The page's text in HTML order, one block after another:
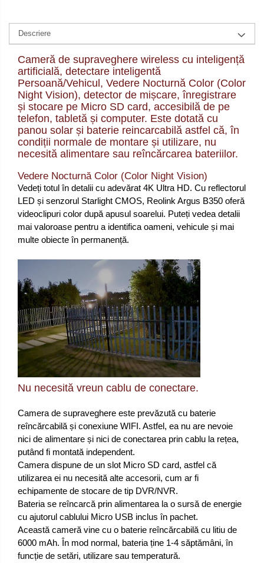
Descriere
Cameră de supraveghere wireless cu inteligență
artificială, detectare inteligentă
Persoană/Vehicul, Vedere Nocturnă Color (Color
Night Vision), detector de mișcare, înregistrare
și stocare pe Micro SD card, accesibilă de pe
telefon, tabletă și computer. Este dotată cu
panou solar și baterie reincarcabilă astfel că, în
condiții normale de montare și utilizare, nu
necesită alimentare sau reîncărcarea bateriilor.
Vedere Nocturnă Color (Color Night Vision)
Vedeți totul în detalii cu adevărat 4K Ultra HD. Cu reflectorul
LED și senzorul Starlight CMOS, Reolink Argus B350 oferă
videoclipuri color după apusul soarelui. Puteți vedea detalii
mai valoroase pentru a identifica oameni, vehicule și mai
multe obiecte în permanență.
Nu necesită vreun cablu de conectare.
Camera de supraveghere este prevăzută cu baterie
reîncărcabilă și conexiune WIFI. Astfel, ea nu are nevoie
nici de alimentare și nici de conectarea prin cablu la rețea,
putând fi montată independent.
Camera dispune de un slot Micro SD card, astfel că
utilizarea ei nu necesită alte accesorii, cum ar fi
echipamente de stocare de tip DVR/NVR.
Bateria se reîncarcă prin alimentarea la o sursă de energie
cu ajutorul cablului Micro USB inclus în pachet.
Această cameră vine cu o baterie reîncărcabilă cu litiu de
6000 mAh. În mod normal, bateria ține 1-4 săptămâni, în
funcție de setări, utilizare sau temperatură.